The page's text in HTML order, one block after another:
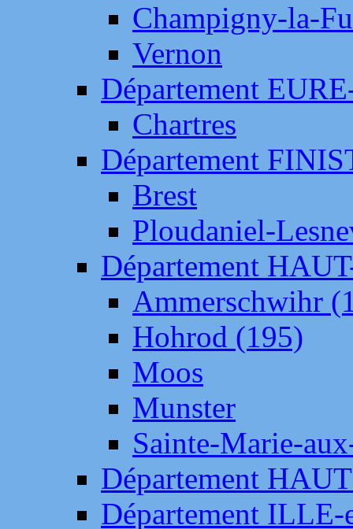
Champigny-la-
Vernon
Département
Chartres
Département
Brest
Ploudaniel-
Département
Ammerschwihr
Hohrod (195)
Moos
Munster
Sainte-Marie-
Département
Département